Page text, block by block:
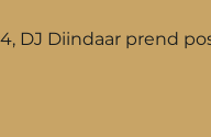
, DJ Diindaar prend